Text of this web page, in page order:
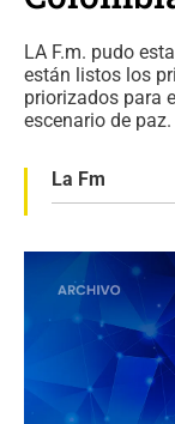
LA F.m. pudo
están listos los
priorizados para
escenario de paz.
La Fm